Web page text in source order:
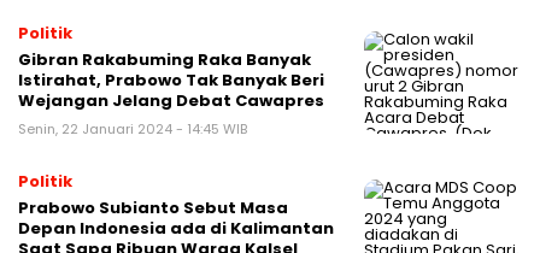
Politik
Gibran Rakabuming Raka Banyak
Istirahat, Prabowo Tak Banyak Beri
Wejangan Jelang Debat Cawapres
Senin, 22 Januari 2024 - 14:45 WIB
Politik
Prabowo Subianto Sebut Masa
Depan Indonesia ada di Kalimantan